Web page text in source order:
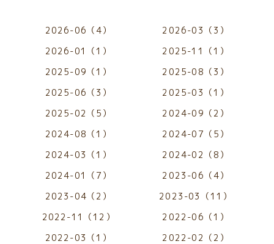
2026-06（4）
2026-03（3）
2026-01（1）
2025-11（1）
2025-09（1）
2025-08（3）
2025-06（3）
2025-03（1）
2025-02（5）
2024-09（2）
2024-08（1）
2024-07（5）
2024-03（1）
2024-02（8）
2024-01（7）
2023-06（4）
2023-04（2）
2023-03（11）
2022-11（12）
2022-06（1）
2022-03（1）
2022-02（2）